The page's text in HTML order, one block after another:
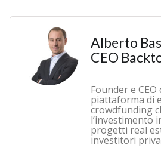
Alberto
CEO
Founder e
piattaforma di
crowdfunding
l’investimento
progetti real
investitori